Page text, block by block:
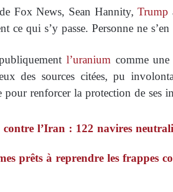
de Fox News, Sean Hannity,Trump
ce qui s’y passe. Personne ne
l’uraniumcomme une
des sources citées, pu
renforcer la protection de ses
l’Iran : 122 navires
prêts à reprendre les frappes